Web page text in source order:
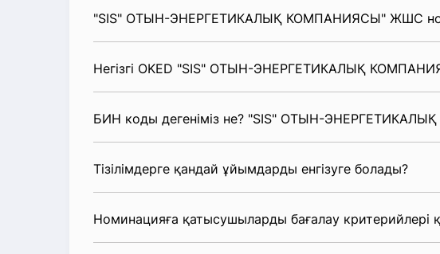
"SIS" ОТЫН-ЭНЕРГЕТИКАЛЫҚ КОМПАНИЯСЫ" ЖШС
Негізгі OKED "SIS" ОТЫН-ЭНЕРГЕТИКАЛЫҚ
БИН коды дегеніміз не? "SIS" ОТЫН-
Тізілімдерге қандай ұйымдарды енгізуге болады?
Номинацияға қатысушыларды бағалау критерийлері